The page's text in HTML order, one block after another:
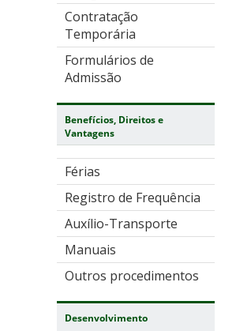
Contratação
Temporária
Formulários de
Admissão
Benefícios, Direitos e
Vantagens
Férias
Registro de Frequência
Auxílio-Transporte
Manuais
Outros procedimentos
Desenvolvimento